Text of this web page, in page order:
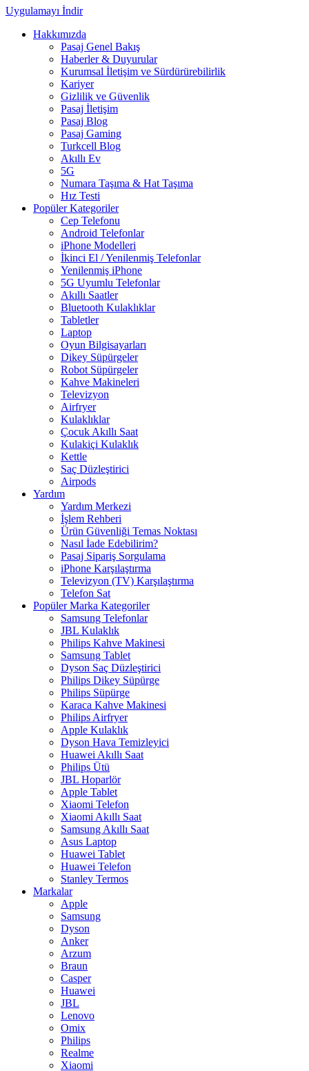
Uygulamayı İndir
Hakkımızda
Pasaj Genel Bakış
Haberler & Duyurular
Kurumsal İletişim ve Sürdürürebilirlik
Kariyer
Gizlilik ve Güvenlik
Pasaj İletişim
Pasaj Blog
Pasaj Gaming
Turkcell Blog
Akıllı Ev
5G
Numara Taşıma & Hat Taşıma
Hız Testi
Popüler Kategoriler
Cep Telefonu
Android Telefonlar
iPhone Modelleri
İkinci El / Yenilenmiş Telefonlar
Yenilenmiş iPhone
5G Uyumlu Telefonlar
Akıllı Saatler
Bluetooth Kulaklıklar
Tabletler
Laptop
Oyun Bilgisayarları
Dikey Süpürgeler
Robot Süpürgeler
Kahve Makineleri
Televizyon
Airfryer
Kulaklıklar
Çocuk Akıllı Saat
Kulakiçi Kulaklık
Kettle
Saç Düzleştirici
Airpods
Yardım
Yardım Merkezi
İşlem Rehberi
Ürün Güvenliği Temas Noktası
Nasıl İade Edebilirim?
Pasaj Sipariş Sorgulama
iPhone Karşılaştırma
Televizyon (TV) Karşılaştırma
Telefon Sat
Popüler Marka Kategoriler
Samsung Telefonlar
JBL Kulaklık
Philips Kahve Makinesi
Samsung Tablet
Dyson Saç Düzleştirici
Philips Dikey Süpürge
Philips Süpürge
Karaca Kahve Makinesi
Philips Airfryer
Apple Kulaklık
Dyson Hava Temizleyici
Huawei Akıllı Saat
Philips Ütü
JBL Hoparlör
Apple Tablet
Xiaomi Telefon
Xiaomi Akıllı Saat
Samsung Akıllı Saat
Asus Laptop
Huawei Tablet
Huawei Telefon
Stanley Termos
Markalar
Apple
Samsung
Dyson
Anker
Arzum
Braun
Casper
Huawei
JBL
Lenovo
Omix
Philips
Realme
Xiaomi